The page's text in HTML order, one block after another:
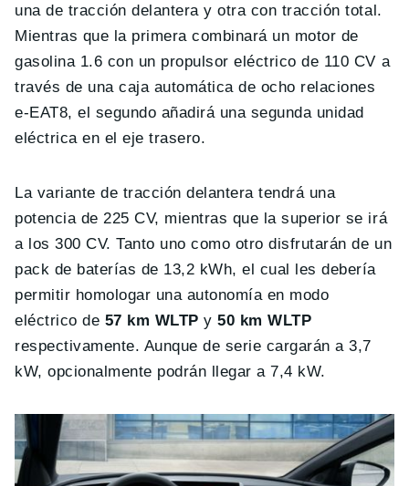
una de tracción delantera y otra con tracción total.
Mientras que la primera combinará un motor de
gasolina 1.6 con un propulsor eléctrico de 110 CV a
través de una caja automática de ocho relaciones
e-EAT8, el segundo añadirá una segunda unidad
eléctrica en el eje trasero.
La variante de tracción delantera tendrá una
potencia de 225 CV, mientras que la superior se irá
a los 300 CV. Tanto uno como otro disfrutarán de un
pack de baterías de 13,2 kWh, el cual les debería
permitir homologar una autonomía en modo
eléctrico de 57 km WLTP y50 km WLTP
respectivamente. Aunque de serie cargarán a 3,7
kW, opcionalmente podrán llegar a 7,4 kW.